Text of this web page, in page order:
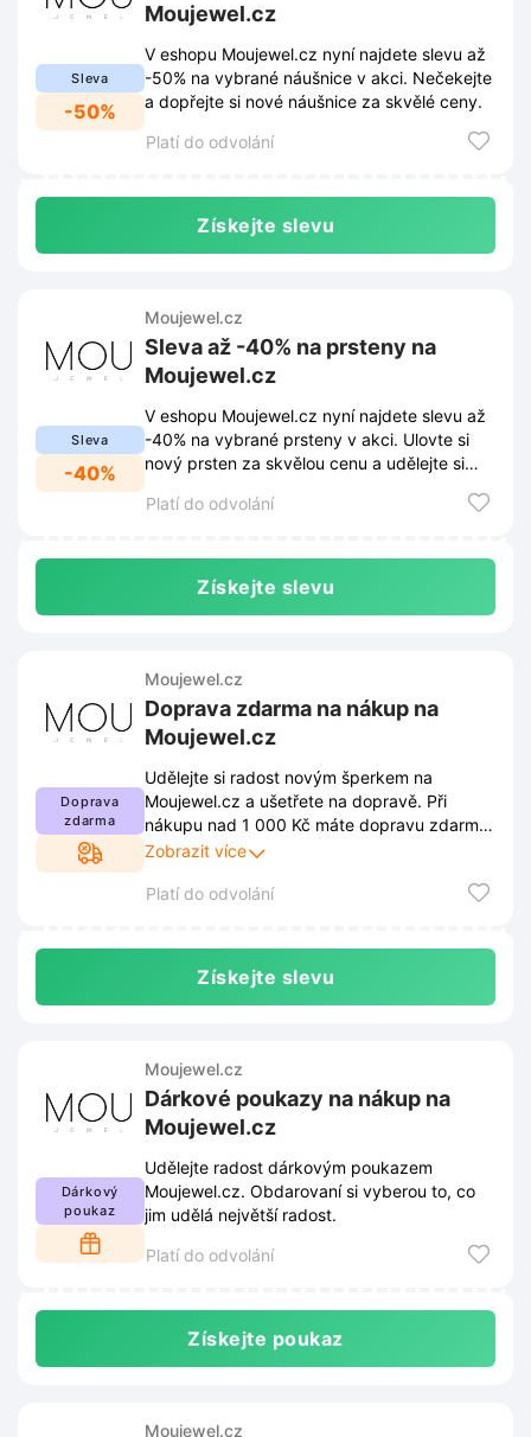
Sleva
-50%
Moujewel.cz
V eshopu Moujewel.cz nyní najdete slevu až
-50% na vybrané náušnice v akci. Nečekejte
a dopřejte si nové náušnice za skvělé ceny.
Platí do odvolání
Získejte slevu
Sleva
-40%
Moujewel.cz
Sleva až -40% na prsteny na
Moujewel.cz
V eshopu Moujewel.cz nyní najdete slevu až
-40% na vybrané prsteny v akci. Ulovte si
nový prsten za skvělou cenu a udělejte si
Platí do odvolání
Získejte slevu
Doprava
zdarma
Moujewel.cz
Doprava zdarma na nákup na
Moujewel.cz
Udělejte si radost novým šperkem na
Moujewel.cz a ušetřete na dopravě. Při
nákupu nad 1 000 Kč máte dopravu zdarma.
Podmínky pro získání dopravy zdarma
Zobrazit více
Platí do odvolání
Získejte slevu
Dárkový
poukaz
Moujewel.cz
Dárkové poukazy na nákup na
Moujewel.cz
Udělejte radost dárkovým poukazem
Moujewel.cz. Obdarovaní si vyberou to, co
jim udělá největší radost.
Platí do odvolání
Získejte poukaz
Moujewel.cz